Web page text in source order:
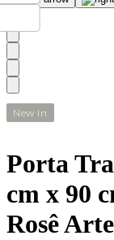
New In
Porta
cm x 90
Rosê